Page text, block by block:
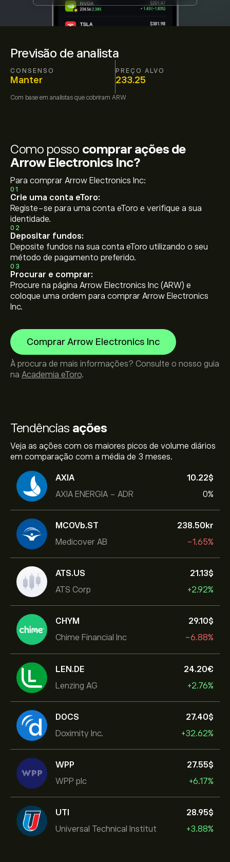
Previsão de analista
CONSENSO
Manter
PREÇO ALVO
233.25
Com base em analistas que cobriram ARW
Tendências ações
Veja as ações com os maiores picos de volume diários
em comparação com a média de 3 meses.
AXIA
AXIA ENERGIA - ADR
10.22‎$‎
0%
MCOVb.ST
Medicover AB
238.50‎kr‎
-1.65%
ATS.US
ATS Corp
21.13‎$‎
+2.92%
CHYM
Chime Financial Inc
29.10‎$‎
-6.88%
LEN.DE
Lenzing AG
24.20‎€‎
+2.76%
DOCS
Doximity Inc.
27.40‎$‎
+32.62%
WPP
WPP plc
27.55‎$‎
+6.17%
UTI
Universal Technical Institut
28.95‎$‎
+3.88%
Como posso comprar ações de
Arrow Electronics Inc?
Para comprar Arrow Electronics Inc:
01
Crie uma conta eToro:
Registe-se para uma conta eToro e verifique a sua
identidade.
02
Depositar fundos:
Deposite fundos na sua conta eToro utilizando o seu
método de pagamento preferido.
03
Procurar e comprar:
Procure na página Arrow Electronics Inc (ARW) e
coloque uma ordem para comprar Arrow Electronics
Inc.
Comprar Arrow Electronics Inc
À procura de mais informações? Consulte o nosso guia
na Academia eToro.